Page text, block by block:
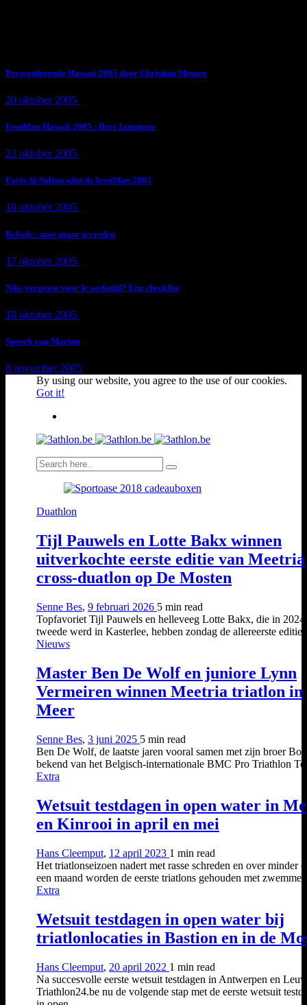
Persconferentie Hawaii 2005 door Christian Meuser
20 oktober 2005
IronMan Hawaii 2005 : Bert Jammaer
22 oktober 2005
Faris Al-Sultan wint de IronMan 2005
16 oktober 2005
Belsele : moe maar tevreden
17 oktober 2005
Niks vergeten voor je wedstijd? Een checklist
18 oktober 2005
Speech van Marino
8 november 2005
By using our website, you agree to the use of our cookies.
Got it!
Duathlon
Tijl Pauwels en Lotte Bakx winnen
uitverkochte eerste editie van Meetria
cross-duatlon op De Mosten
Senne Bes, 9 februari 2026 5 min read
Topfavoriet Tijl Pauwels en helleveeg Lotte Bakx, die in 2024
tweede werd in Kasterlee, hebben zondag de allereerste editie
Nieuws
Master Ben De Wolf en juniore Lynn
Vermeiren winnen Meetria triatlon in
Meer
Senne Bes, 3 juni 2025 5 min read
Ben De Wolf, de laatste jaren vooral samen met zijn broer Bob
bekend van het Belgisch-internationale BMC Pro Triathlon
Extra
Wetsuit testdagen in open water in
en Kinrooi in april en mei
Hans Cleemput, 12 april 2023 1 min read
Het triatlonseizoen nadert met rasse schreden en over minder
een maand worden de eerste triatlons gehouden met
Extra
Wetsuit testdagen in open water bij
triatlonlocaties in Bastion en in de
Hans Cleemput, 20 april 2022 1 min read
Na succesvolle eerste wetsuit testdagen in Antwerpen en
Triathlon24.be nu de volgende stap met de eerste wetsuit